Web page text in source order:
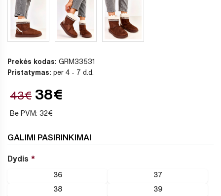
Prekės kodas: GRM33531
Pristatymas: per 4 - 7 d.d.
43€ 38€
Be PVM: 32€
GALIMI PASIRINKIMAI
Dydis
36 37
38 39